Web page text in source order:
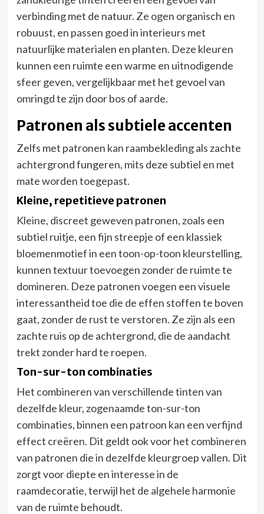
verbinding met de natuur. Ze ogen organisch en
robuust, en passen goed in interieurs met
natuurlijke materialen en planten. Deze kleuren
kunnen een ruimte een warme en uitnodigende
sfeer geven, vergelijkbaar met het gevoel van
omringd te zijn door bos of aarde.
Patronen als subtiele accenten
Zelfs met patronen kan raambekleding als zachte
achtergrond fungeren, mits deze subtiel en met
mate worden toegepast.
Kleine, repetitieve patronen
Kleine, discreet geweven patronen, zoals een
subtiel ruitje, een fijn streepje of een klassiek
bloemenmotief in een toon-op-toon kleurstelling,
kunnen textuur toevoegen zonder de ruimte te
domineren. Deze patronen voegen een visuele
interessantheid toe die de effen stoffen te boven
gaat, zonder de rust te verstoren. Ze zijn als een
zachte ruis op de achtergrond, die de aandacht
trekt zonder hard te roepen.
Ton-sur-ton combinaties
Het combineren van verschillende tinten van
dezelfde kleur, zogenaamde ton-sur-ton
combinaties, binnen een patroon kan een verfijnd
effect creëren. Dit geldt ook voor het combineren
van patronen die in dezelfde kleurgroep vallen. Dit
zorgt voor diepte en interesse in de
raamdecoratie, terwijl het de algehele harmonie
van de ruimte behoudt.